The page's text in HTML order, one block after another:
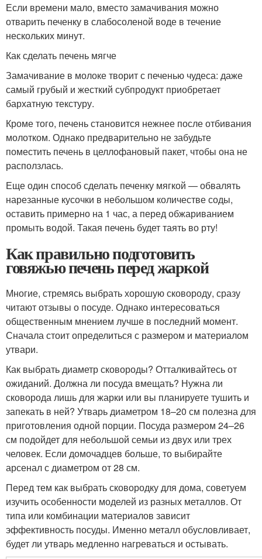
Если времени мало, вместо замачивания можно
отварить печенку в слабосоленой воде в течение
нескольких минут.
Как сделать печень мягче
Замачивание в молоке творит с печенью чудеса: даже
самый грубый и жесткий субпродукт приобретает
бархатную текстуру.
Кроме того, печень становится нежнее после отбивания
молотком. Однако предварительно не забудьте
поместить печень в целлофановый пакет, чтобы она не
расползлась.
Еще один способ сделать печенку мягкой — обвалять
нарезанные кусочки в небольшом количестве соды,
оставить примерно на 1 час, а перед обжариванием
промыть водой. Такая печень будет таять во рту!
Как правильно подготовить
говяжью печень перед жаркой
Многие, стремясь выбрать хорошую сковороду, сразу
читают отзывы о посуде. Однако интересоваться
общественным мнением лучше в последний момент.
Сначала стоит определиться с размером и материалом
утвари.
Как выбрать диаметр сковороды? Отталкивайтесь от
ожиданий. Должна ли посуда вмещать? Нужна ли
сковорода лишь для жарки или вы планируете тушить и
запекать в ней? Утварь диаметром 18–20 см полезна для
приготовления одной порции. Посуда размером 24–26
см подойдет для небольшой семьи из двух или трех
человек. Если домочадцев больше, то выбирайте
арсенал с диаметром от 28 см.
Перед тем как выбрать сковородку для дома, советуем
изучить особенности моделей из разных металлов. От
типа или комбинации материалов зависит
эффективность посуды. Именно металл обусловливает,
будет ли утварь медленно нагреваться и остывать.